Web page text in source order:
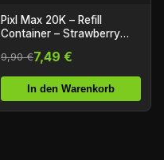
Pixl Max 20K – Refill
Container – Strawberry
9,90 €7,49 €
In den Warenkorb